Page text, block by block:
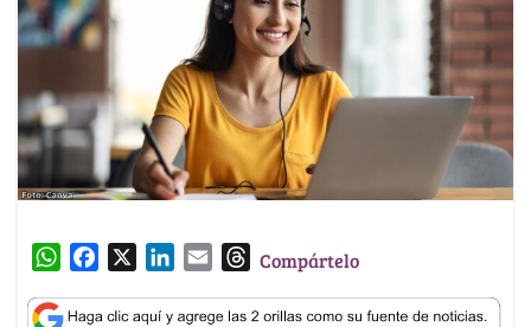
W
a
c
n
a
T
r
Compártelo